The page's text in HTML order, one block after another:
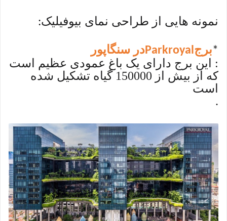
نمونه هایی از طراحی نمای بیوفیلیک:
*برجParkroyalدر سنگاپور
: این برج دارای یک باغ عمودی عظیم است
که از بیش از 150000 گیاه تشکیل شده
است
.